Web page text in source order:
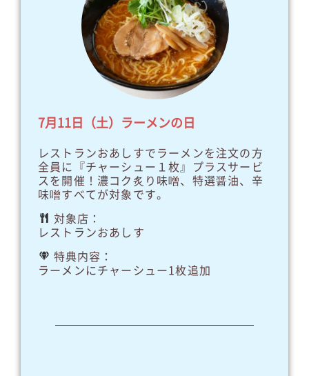
7月11日（土）ラーメンの日
レストランおあしすでラーメンを注文の方
全員に『チャーシュー１枚』プラスサービ
スを開催！濃コク炙り味噌、特選醤油、辛
味噌すべてが対象です。
対象店：
レストランおあしす
特典内容：
ラーメンにチャーシュー1枚追加